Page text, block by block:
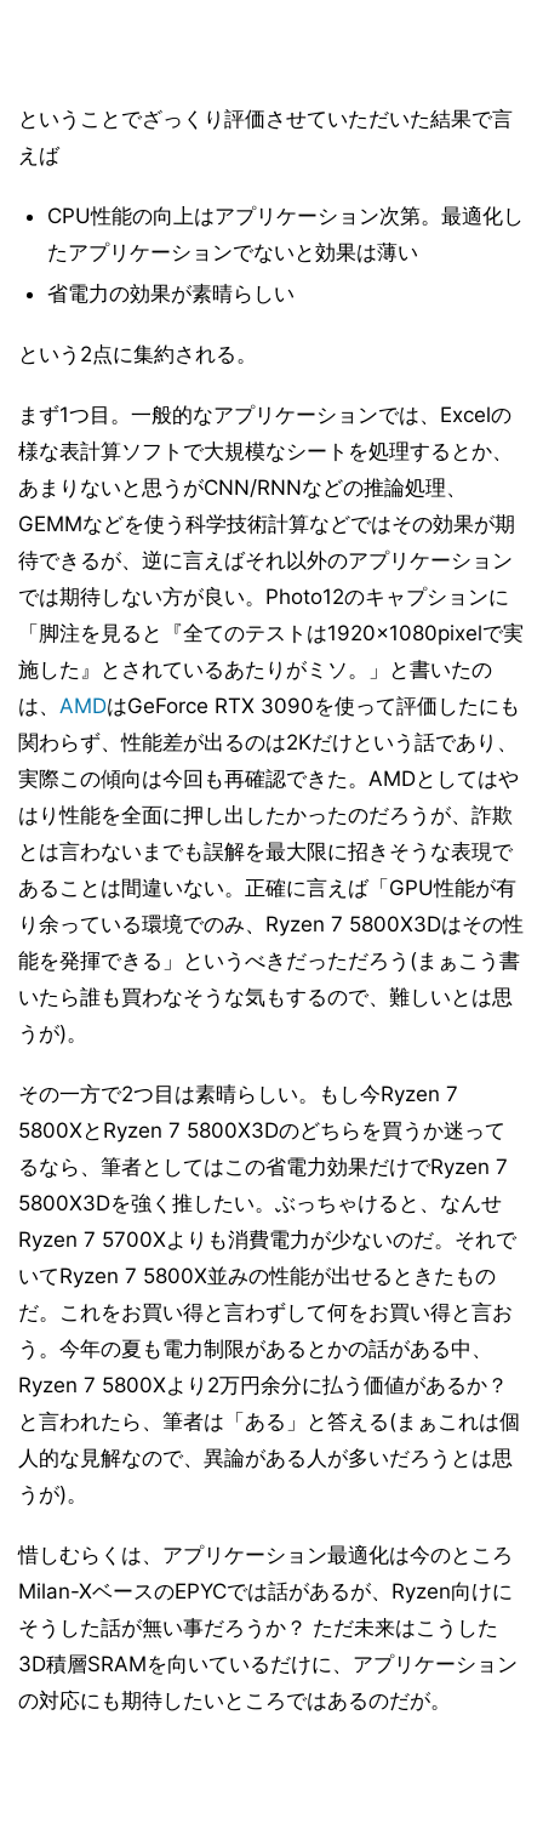
ということでざっくり評価させていただいた結果で言
えば
CPU性能の向上はアプリケーション次第。最適化し
たアプリケーションでないと効果は薄い
省電力の効果が素晴らしい
という2点に集約される。
まず1つ目。一般的なアプリケーションでは、Excelの
様な表計算ソフトで大規模なシートを処理するとか、
あまりないと思うがCNN/RNNなどの推論処理、
GEMMなどを使う科学技術計算などではその効果が期
待できるが、逆に言えばそれ以外のアプリケーション
では期待しない方が良い。Photo12のキャプションに
「脚注を見ると『全てのテストは1920×1080pixelで実
施した』とされているあたりがミソ。」と書いたの
は、 AMDはGeForce RTX 3090を使って評価したにも
関わらず、性能差が出るのは2Kだけという話であり、
実際この傾向は今回も再確認できた。AMDとしてはや
はり性能を全面に押し出したかったのだろうが、詐欺
とは言わないまでも誤解を最大限に招きそうな表現で
あることは間違いない。正確に言えば「GPU性能が有
り余っている環境でのみ、Ryzen 7 5800X3Dはその性
能を発揮できる」というべきだっただろう(まぁこう書
いたら誰も買わなそうな気もするので、難しいとは思
うが)。
その一方で2つ目は素晴らしい。もし今Ryzen 7
5800XとRyzen 7 5800X3Dのどちらを買うか迷って
るなら、筆者としてはこの省電力効果だけでRyzen 7
5800X3Dを強く推したい。ぶっちゃけると、なんせ
Ryzen 7 5700Xよりも消費電力が少ないのだ。それで
いてRyzen 7 5800X並みの性能が出せるときたもの
だ。これをお買い得と言わずして何をお買い得と言お
う。今年の夏も電力制限があるとかの話がある中、
Ryzen 7 5800Xより2万円余分に払う価値があるか？
と言われたら、筆者は「ある」と答える(まぁこれは個
人的な見解なので、異論がある人が多いだろうとは思
うが)。
惜しむらくは、アプリケーション最適化は今のところ
Milan-XベースのEPYCでは話があるが、Ryzen向けに
そうした話が無い事だろうか？ ただ未来はこうした
3D積層SRAMを向いているだけに、アプリケーション
の対応にも期待したいところではあるのだが。